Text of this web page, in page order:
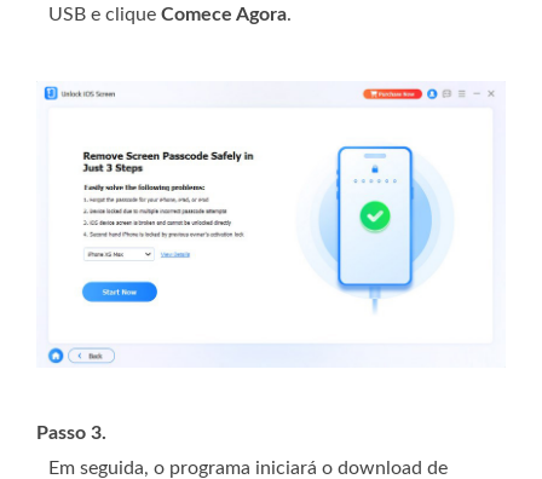
USB e clique Comece Agora.
Passo 3.
Em seguida, o programa iniciará o download de